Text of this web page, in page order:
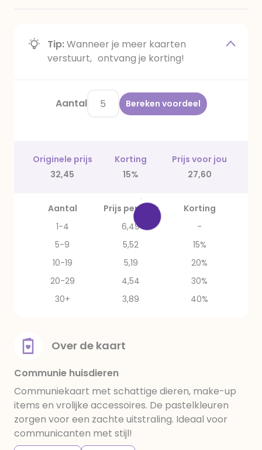
Tip:Wanneer je meer kaarten
verstuurt, ontvang je korting!
Aantal Bereken voordeel
Originele prijs Korting
Prijs voor jou
32,45
15% 27,60
Aantal Prijs per stuk
Korting
1-4
6,49
-
5-9
5,52
15%
10-19
5,19
20%
20-29
4,54
30%
30+
3,89 40%
Over de kaart
Communie huisdieren
Communiekaart met schattige dieren, make-up
items en vrolijke accessoires. De pastelkleuren
zorgen voor een zachte uitstraling. Ideaal voor
communicanten met stijl!